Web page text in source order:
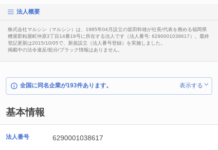
法人概要
株式会社マルシン（マルシン）は、1985年04月設立の坂田幹雄が社長/代表を務める福岡県
糟屋郡粕屋町仲原3丁目14番19号に所在する法人です（法人番号: 6290001038617）。最終
登記更新は2015/10/05で、新規設立（法人番号登録）を実施しました。
掲載中の法令違反/処分/ブラック情報はありません。
全国に同名企業が193件あります。 表示する
基本情報
法人番号 6290001038617